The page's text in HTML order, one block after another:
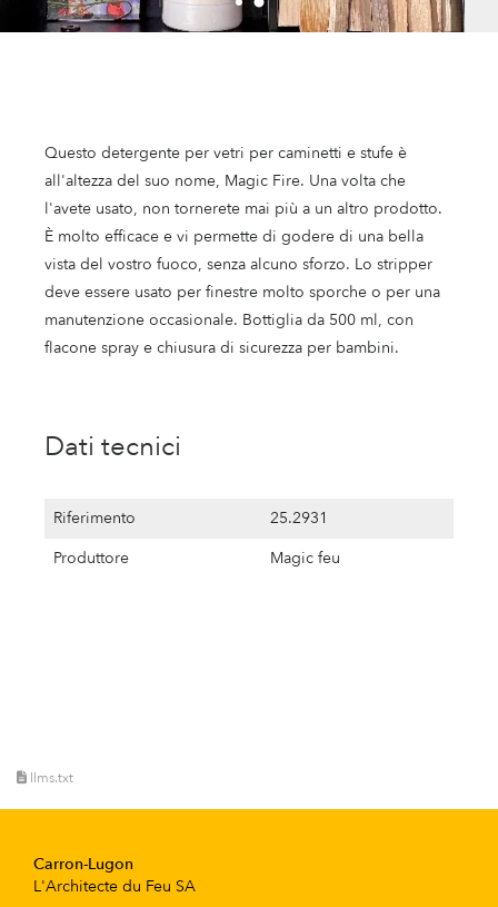
Questo detergente per vetri per caminetti e stufe è
all'altezza del suo nome, Magic Fire. Una volta che
l'avete usato, non tornerete mai più a un altro prodotto.
È molto efficace e vi permette di godere di una bella
vista del vostro fuoco, senza alcuno sforzo. Lo stripper
deve essere usato per finestre molto sporche o per una
manutenzione occasionale. Bottiglia da 500 ml, con
flacone spray e chiusura di sicurezza per bambini.
Dati tecnici
Riferimento
25.2931
Produttore
Magic feu
llms.txt
Carron-Lugon
L'Architecte du Feu SA